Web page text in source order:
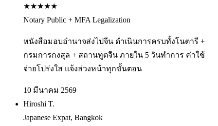
★★★★★
Notary Public + MFA Legalization
หนังสือมอบอำนาจส่งไปจีน ดำเนินการครบทั้งโนตารี +
กรมการกงสุล + สถานทูตจีน ภายใน 5 วันทำการ ค่าใช้
จ่ายโปร่งใส แจ้งล่วงหน้าทุกขั้นตอน
10 มีนาคม 2569
Hiroshi T.
Japanese Expat, Bangkok